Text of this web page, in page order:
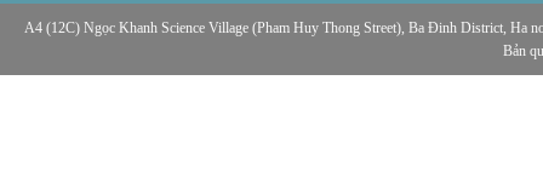
A4 (12C) Ngọc Khanh Science Village (Pham Huy Thong Street), Ba Đinh District, Ha
Bản